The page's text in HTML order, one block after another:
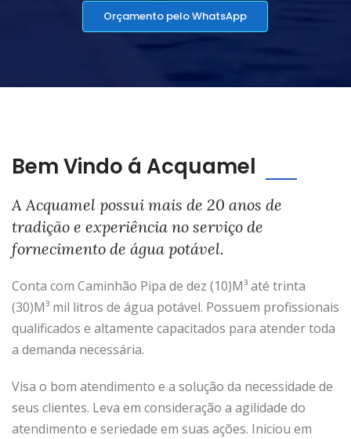
Orçamento pelo WhatsApp
Bem Vindo á Acquamel
A Acquamel possui mais de 20 anos de
tradição e experiência no serviço de
fornecimento de água potável.
Conta com Caminhão Pipa de dez (10)M³ até trinta
(30)M³ mil litros de água potável. Possuem profissionais
qualificados e altamente capacitados para atender toda
a demanda necessária.
Visa o bom atendimento e a solução da necessidade de
seus clientes. Leva em consideração a agilidade do
atendimento e seriedade em suas ações. Iniciou em